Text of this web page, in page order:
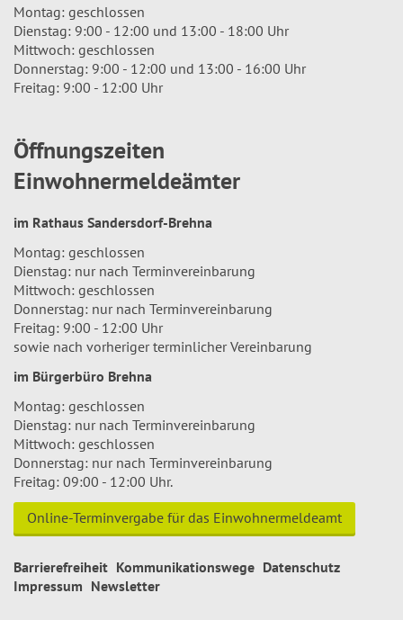
Montag: geschlossen
Dienstag: 9:00 - 12:00 und 13:00 - 18:00 Uhr
Mittwoch: geschlossen
Donnerstag: 9:00 - 12:00 und 13:00 - 16:00 Uhr
Freitag: 9:00 - 12:00 Uhr
Öffnungszeiten
Einwohnermeldeämter
im Rathaus Sandersdorf-Brehna
Montag: geschlossen
Dienstag: nur nach Terminvereinbarung
Mittwoch: geschlossen
Donnerstag: nur nach Terminvereinbarung
Freitag: 9:00 - 12:00 Uhr
sowie nach vorheriger terminlicher Vereinbarung
im Bürgerbüro Brehna
Montag: geschlossen
Dienstag: nur nach Terminvereinbarung
Mittwoch: geschlossen
Donnerstag: nur nach Terminvereinbarung
Freitag: 09:00 - 12:00 Uhr.
Online-Terminvergabe für das Einwohnermeldeamt
Barrierefreiheit Kommunikationswege Datenschutz
Impressum Newsletter